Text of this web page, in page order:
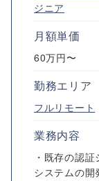
ジニア
月額単価
60万円〜
勤務エリア
フルリモート
業務内容
・既存の認
システムの開